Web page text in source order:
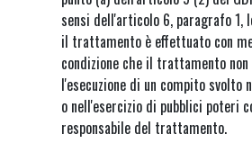
sensi dell'articolo 6, paragrafo 1,
il trattamento è effettuato con
condizione che il trattamento non
l'esecuzione di un compito svolto
o nell'esercizio di pubblici poteri
responsabile del trattamento.